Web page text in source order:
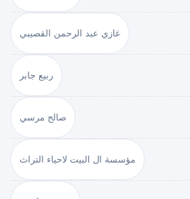
غازي عبد الرحمن القصيبي
ربيع جابر
صالح مرسي
مؤسسة ال البيت لاحياء التراث